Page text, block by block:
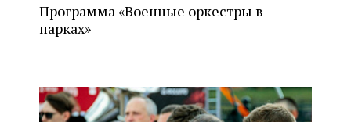
Программа «Военные оркестры в
парках»